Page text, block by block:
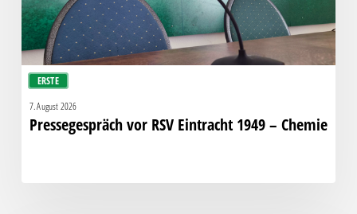
ERSTE
7. August 2026
Pressegespräch vor RSV Eintracht 1949 – Chemie